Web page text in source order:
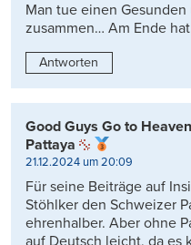
Man tue einen
zusammen… Am Ende
Antworten
Good Guys Go to
Pattaya
21.12.2024 um 20:09
Für seine Beiträge auf
Stöhlker den Schweizer
ehrenhalber. Aber ohne
auf Deutsch leicht, da es